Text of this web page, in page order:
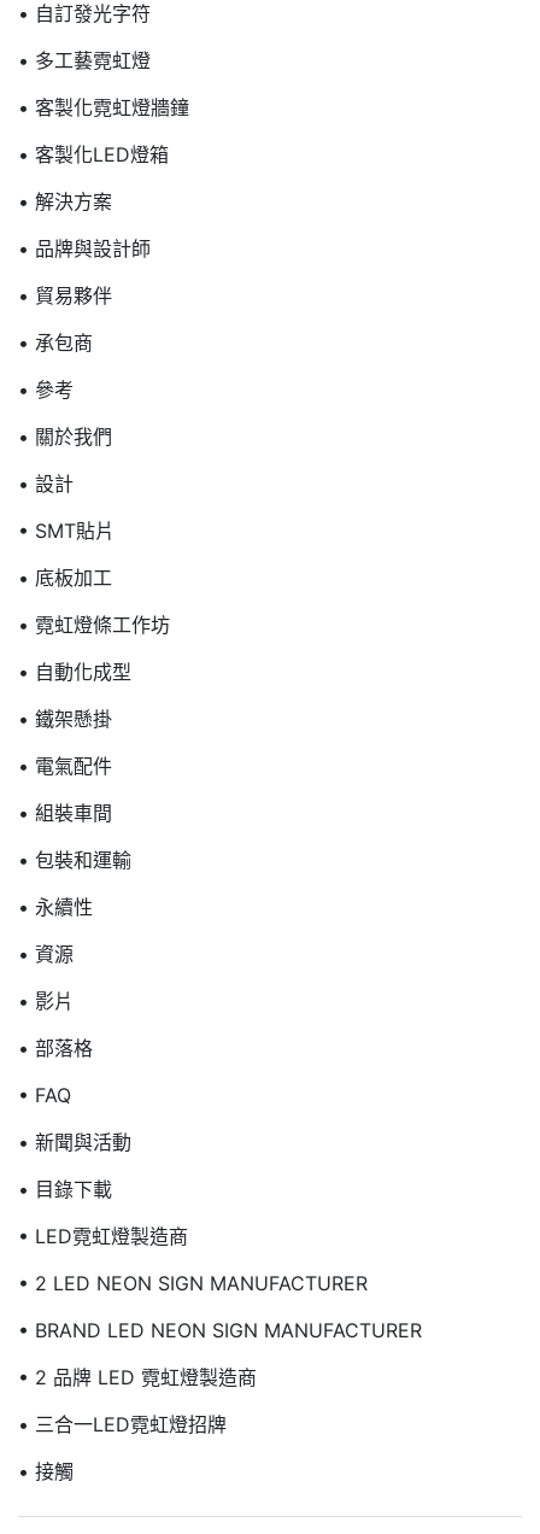
• 自訂發光字符
• 多工藝霓虹燈
• 客製化霓虹燈牆鐘
• 客製化LED燈箱
• 解決方案
• 品牌與設計師
• 貿易夥伴
• 承包商
• 參考
• 關於我們
• 設計
• SMT貼片
• 底板加工
• 霓虹燈條工作坊
• 自動化成型
• 鐵架懸掛
• 電氣配件
• 組裝車間
• 包裝和運輸
• 永續性
• 資源
• 影片
• 部落格
• FAQ
• 新聞與活動
• 目錄下載
• LED霓虹燈製造商
• 2 LED NEON SIGN MANUFACTURER
• BRAND LED NEON SIGN MANUFACTURER
• 2 品牌 LED 霓虹燈製造商
• 三合一LED霓虹燈招牌
• 接觸